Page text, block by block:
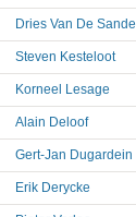
Dries Van De Sande
Steven Kesteloot
Korneel Lesage
Alain Deloof
Gert-Jan Dugardein
Erik Derycke